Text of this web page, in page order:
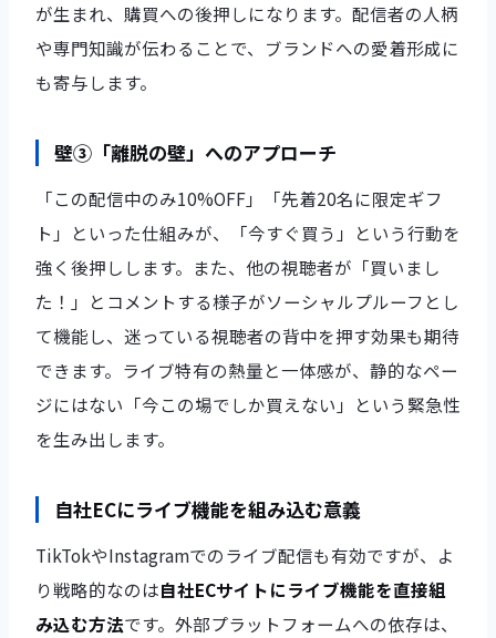
が生まれ、購買への後押しになります。配信者の人柄
や専門知識が伝わることで、ブランドへの愛着形成に
も寄与します。
壁③「離脱の壁」へのアプローチ
「この配信中のみ10%OFF」「先着20名に限定ギフ
ト」といった仕組みが、「今すぐ買う」という行動を
強く後押しします。また、他の視聴者が「買いまし
た！」とコメントする様子がソーシャルプルーフとし
て機能し、迷っている視聴者の背中を押す効果も期待
できます。ライブ特有の熱量と一体感が、静的なペー
ジにはない「今この場でしか買えない」という緊急性
を生み出します。
自社ECにライブ機能を組み込む意義
TikTokやInstagramでのライブ配信も有効ですが、よ
り戦略的なのは自社ECサイトにライブ機能を直接組
み込む方法です。外部プラットフォームへの依存は、